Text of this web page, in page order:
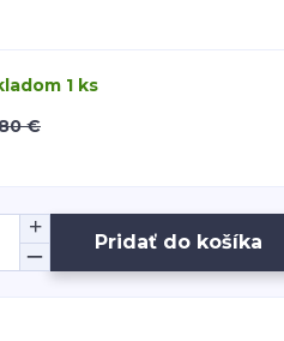
1 ks
€
Pridať do košíka